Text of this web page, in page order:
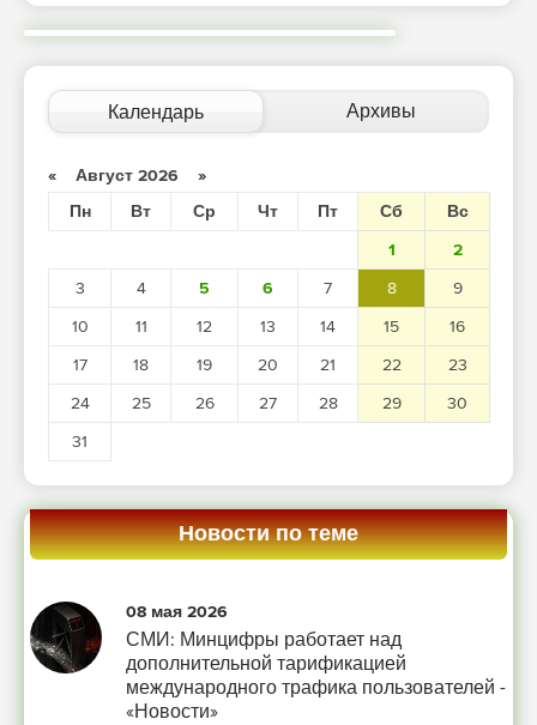
Календарь Архивы
« Август 2026 »
Пн
Вт Ср Чт Пт Сб
Вс
1
2
3
4 5 6 7 8
9
10
11 12 13 14 15
16
17
18 19 20 21 22
23
24
25 26 27 28 29
30
31
Новости по теме
08 мая 2026
СМИ: Минцифры работает над
дополнительной тарификацией
международного трафика пользователей -
«Новости»